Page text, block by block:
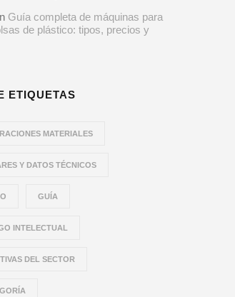
Guía completa de máquinas para
de plástico: tipos, precios y
ETIQUETAS
MATERIALES
Y DATOS TÉCNICOS
GUÍA
INTELECTUAL
DEL SECTOR